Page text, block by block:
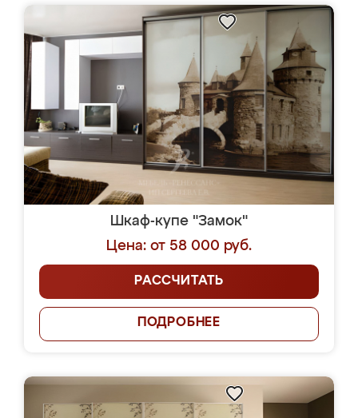
Шкаф-купе "Замок"
Цена: от 58 000 руб.
РАССЧИТАТЬ
ПОДРОБНЕЕ